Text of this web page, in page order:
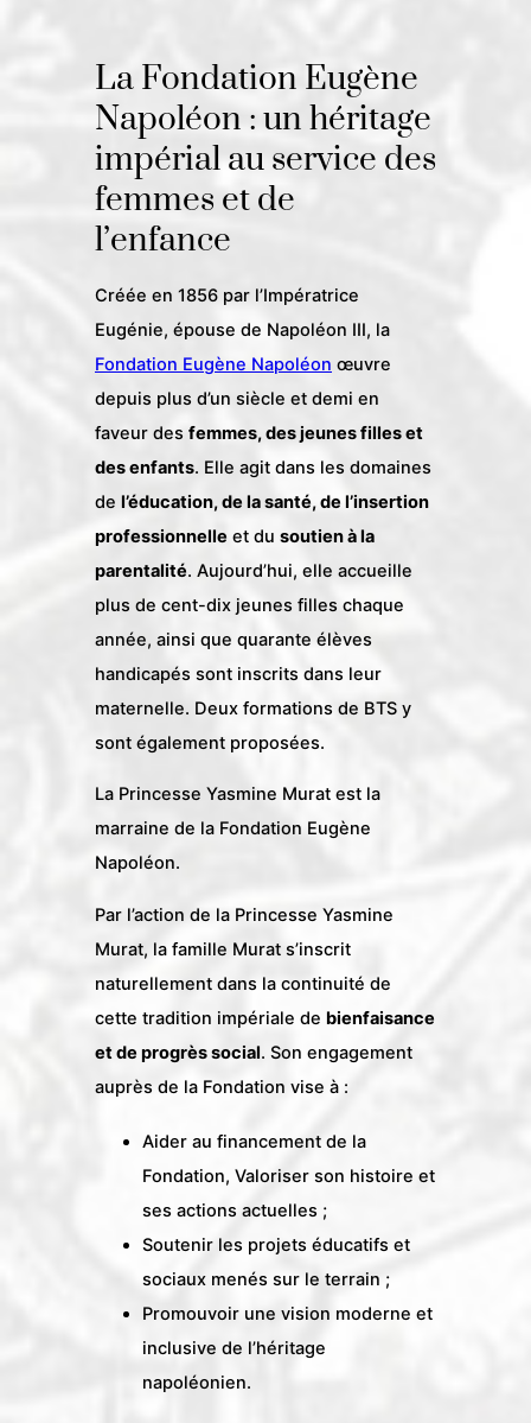
La Fondation Eugène
Napoléon : un héritage
impérial au service des
femmes et de
l’enfance
Créée en 1856 par l’Impératrice
Eugénie, épouse de Napoléon III, la
Fondation Eugène Napoléon œuvre
depuis plus d’un siècle et demi en
faveur des femmes, des jeunes filles et
des enfants. Elle agit dans les domaines
de l’éducation, de la santé, de l’insertion
professionnelle et du soutien à la
parentalité. Aujourd’hui, elle accueille
plus de cent-dix jeunes filles chaque
année, ainsi que quarante élèves
handicapés sont inscrits dans leur
maternelle. Deux formations de BTS y
sont également proposées.
La Princesse Yasmine Murat est la
marraine de la Fondation Eugène
Napoléon.
Par l’action de la Princesse Yasmine
Murat, la famille Murat s’inscrit
naturellement dans la continuité de
cette tradition impériale de bienfaisance
et de progrès social. Son engagement
auprès de la Fondation vise à :
Aider au financement de la
Fondation, Valoriser son histoire et
ses actions actuelles ;
Soutenir les projets éducatifs et
sociaux menés sur le terrain ;
Promouvoir une vision moderne et
inclusive de l’héritage
napoléonien.